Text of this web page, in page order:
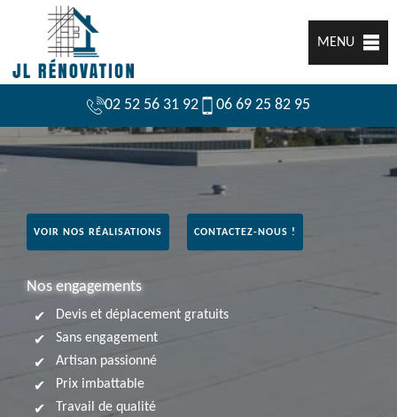
MENU
02 52 56 31 92 06 69 25 82 95
VOIR NOS RÉALISATIONS CONTACTEZ-NOUS !
Nos engagements
Devis et déplacement gratuits
Sans engagement
Artisan passionné
Prix imbattable
Travail de qualité